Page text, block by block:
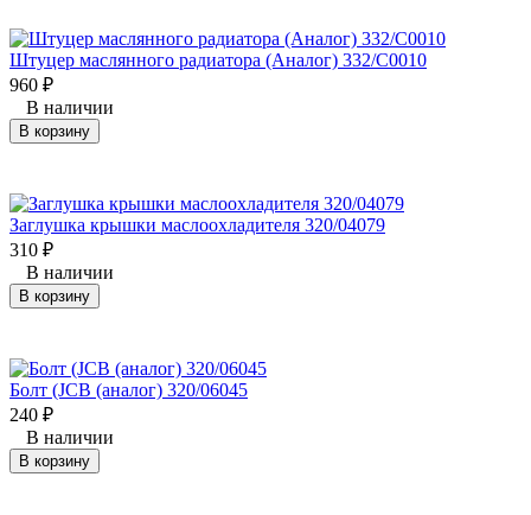
Штуцер маслянного радиатора (Аналог) 332/C0010
960 ₽
В наличии
В корзину
Заглушка крышки маслоохладителя 320/04079
310 ₽
В наличии
В корзину
Болт (JCB (аналог) 320/06045
240 ₽
В наличии
В корзину